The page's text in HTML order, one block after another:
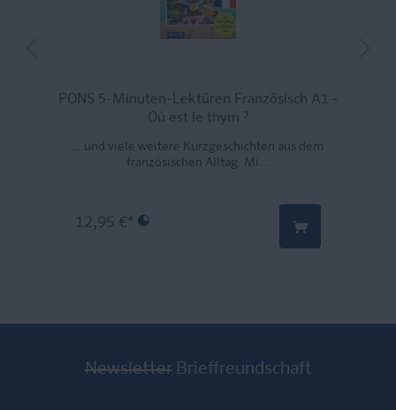
PONS 5-Minuten-Lektüren Französisch A1 -
Où est le thym ?
… und viele weitere Kurzgeschichten aus dem
französischen Alltag. Mi...
12,95 €*
Newsletter Brieffreundschaft